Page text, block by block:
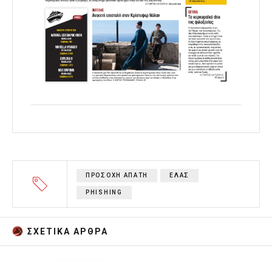
ΠΡΟΣΟΧΗ ΑΠΑΤΗ ΕΛΑΣ
PHISHING
ΣΧΕΤΙΚA AΡΘΡΑ